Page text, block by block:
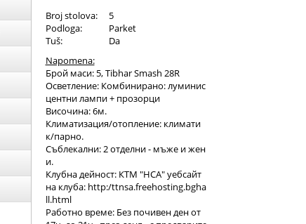
Broj stolova:
5
Podloga:
Parket
Tuš:
Da
Napomena:
Брой маси: 5, Тibhar Smash 28R
Осветление: Комбинирано: луминис
центни лампи + прозорци
Височина: 6м.
Климатизация/отопление: климати
к/парно.
Съблекални: 2 отделни - мъже и жен
и.
Клубна дейност: КТМ "НСА" уебсайт
на клуба: http:/ttnsa.freehosting.bgha
ll.html
Работно време: Без почивен ден от